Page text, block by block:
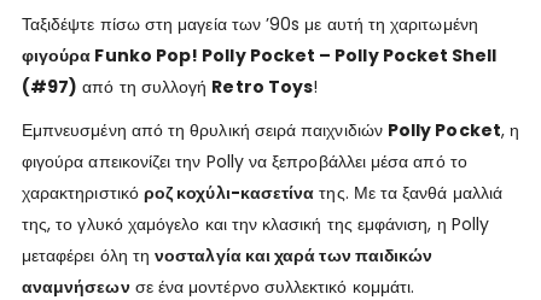
Ταξιδέψτε πίσω στη μαγεία των ’90s με αυτή τη χαριτωμένη
φιγούρα Funko Pop! Polly Pocket – Polly Pocket Shell
(#97) από τη συλλογή Retro Toys!
Εμπνευσμένη από τη θρυλική σειρά παιχνιδιών Polly Pocket, η
φιγούρα απεικονίζει την Polly να ξεπροβάλλει μέσα από το
χαρακτηριστικό ροζ κοχύλι-κασετίνα της. Με τα ξανθά μαλλιά
της, το γλυκό χαμόγελο και την κλασική της εμφάνιση, η Polly
μεταφέρει όλη τηνοσταλγία και χαρά των παιδικών
αναμνήσεωνσε ένα μοντέρνο συλλεκτικό κομμάτι.